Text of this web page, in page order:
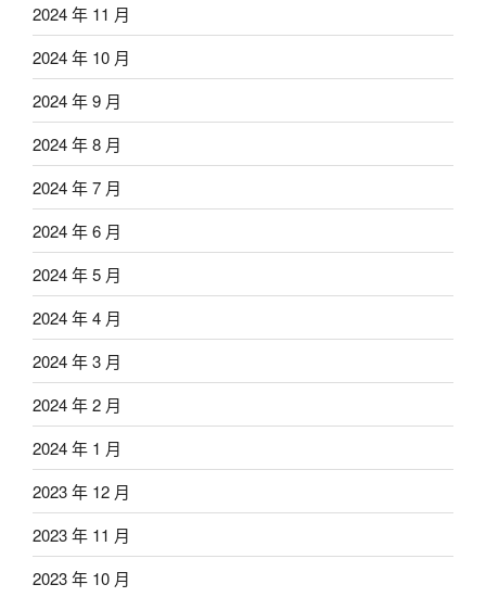
2024 年 11 月
2024 年 10 月
2024 年 9 月
2024 年 8 月
2024 年 7 月
2024 年 6 月
2024 年 5 月
2024 年 4 月
2024 年 3 月
2024 年 2 月
2024 年 1 月
2023 年 12 月
2023 年 11 月
2023 年 10 月